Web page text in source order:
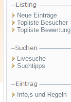
Neue Einträge
Topliste Besucher
Topliste Bewertung
Livesuche
Suchtipps
Info,s und Regeln